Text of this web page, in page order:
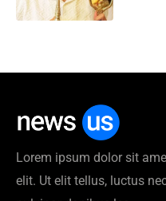
Lorem ipsum dolor sit
elit. Ut elit tellus, luctus